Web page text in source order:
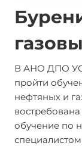
В АНО ДПО
пройти
нефтяных и
обучение по